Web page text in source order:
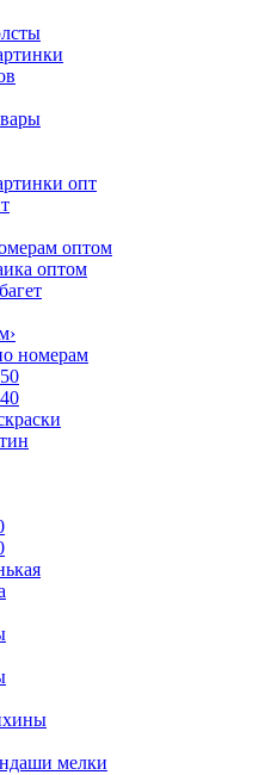
опт
оптом
оптом
›
номерам
мелки